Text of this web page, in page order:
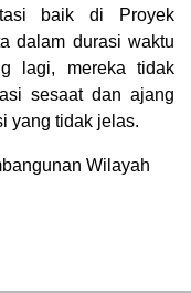
baik di Proyek
dalam durasi waktu
lagi, mereka tidak
sesaat dan ajang
yang tidak jelas.
Wilayah